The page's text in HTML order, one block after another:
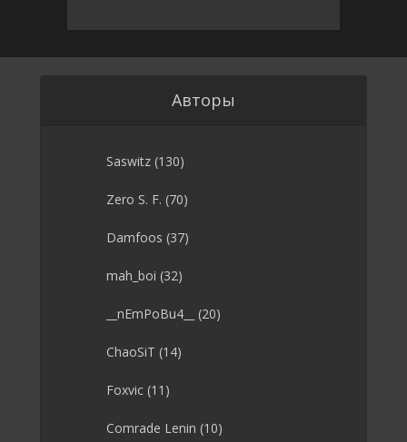
Авторы
Saswitz (130)
Zero S. F. (70)
Damfoos (37)
mah_boi (32)
__nEmPoBu4__ (20)
ChaoSiT (14)
Foxvic (11)
Comrade Lenin (10)